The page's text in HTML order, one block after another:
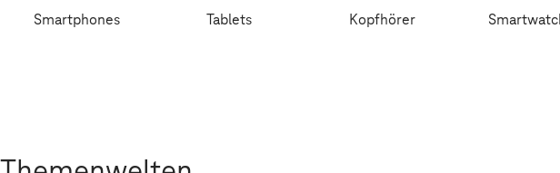
Smartphones Tablets Kopfhörer